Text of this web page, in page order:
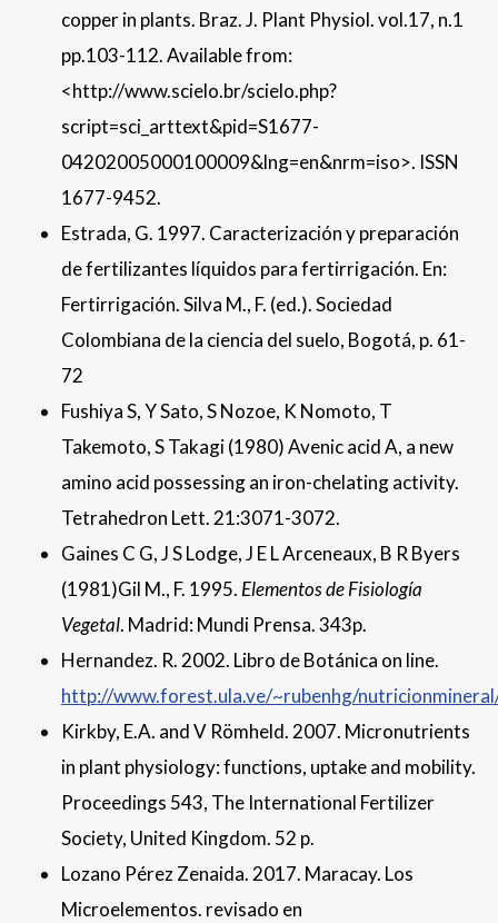
copper in plants. Braz. J. Plant Physiol. vol.17, n.1
pp.103-112. Available from:
<http://www.scielo.br/scielo.php?
script=sci_arttext&pid=S1677-
04202005000100009&lng=en&nrm=iso>. ISSN
1677-9452.
Estrada, G. 1997. Caracterización y preparación
de fertilizantes líquidos para fertirrigación. En:
Fertirrigación. Silva M., F. (ed.). Sociedad
Colombiana de la ciencia del suelo, Bogotá, p. 61-
72
Fushiya S, Y Sato, S Nozoe, K Nomoto, T
Takemoto, S Takagi (1980) Avenic acid A, a new
amino acid possessing an iron-chelating activity.
Tetrahedron Lett. 21:3071-3072.
Gaines C G, J S Lodge, J E L Arceneaux, B R Byers
(1981)Gil M., F. 1995. Elementos de Fisiología
Vegetal. Madrid: Mundi Prensa. 343p.
Hernandez. R. 2002. Libro de Botánica on line.
http://www.forest.ula.ve/~rubenhg/
Kirkby, E.A. and V Römheld. 2007. Micronutrients
in plant physiology: functions, uptake and mobility.
Proceedings 543, The International Fertilizer
Society, United Kingdom. 52 p.
Lozano Pérez Zenaida. 2017. Maracay. Los
Microelementos. revisado en